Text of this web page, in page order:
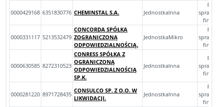
0000429168 6351830776 CHEMINSTAL S.A. JednostkaInna
0000331117 5213532479
CONCORDA SPÓŁKA
ZOGRANICZONĄ
ODPOWIEDZIALNOŚCIĄ.
JednostkaMikro
0000630585 8272310523
CONRESS SPÓŁKA Z
OGRANICZONĄ
ODPOWIEDZIALNOŚCIĄ
SP.K.
JednostkaInna
0000281220 8971728435
CONSULCO SP. Z O.O. W
LIKWIDACJI.
JednostkaInna